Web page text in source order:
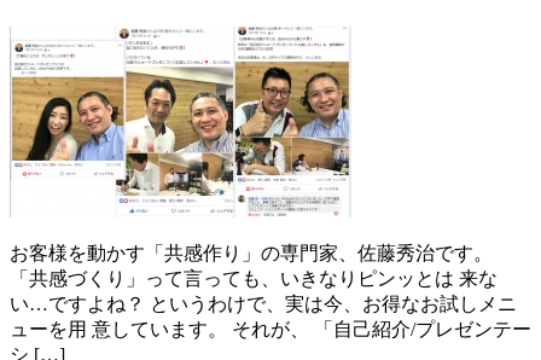
お客様を動かす「共感作り」の専門家、佐藤秀治です。
「共感づくり」って言っても、いきなりピンッとは 来な
い…ですよね？ というわけで、実は今、お得なお試しメニ
ューを用 意しています。 それが、 「自己紹介/プレゼンテー
シ […]